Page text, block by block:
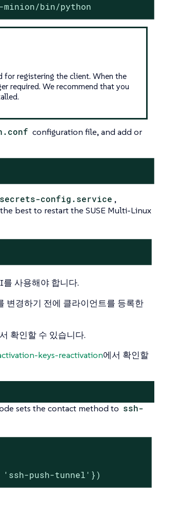
minion/bin/python
for registering the client. When the
required. We recommend that you
configuration file, and add or
config.service ,
best to restart the SUSE Multi-Linux
사용해야 합니다.
변경하기 전에 클라이언트를 등록한
확인할 수 있습니다.
keys-reactivation에서 확인할
sets the contact method to ssh-
'ssh-push-tunnel'})